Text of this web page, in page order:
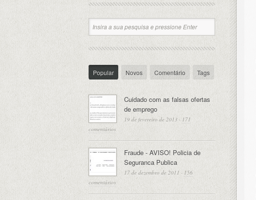
Popular Novos Comentário Tags
Cuidado com as falsas ofertas
de emprego
19 de fevereiro de 2013 · 171
comentários
Fraude - AVISO! Policia de
Seguranca Publica
17 de dezembro de 2011 · 156
comentários